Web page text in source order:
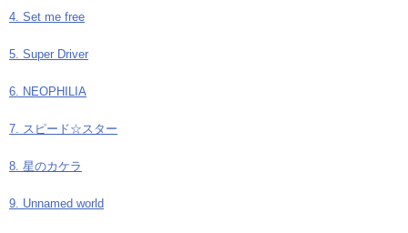
4. Set me free
5. Super Driver
6. NEOPHILIA
7. スピード☆スター
8. 星のカケラ
9. Unnamed world